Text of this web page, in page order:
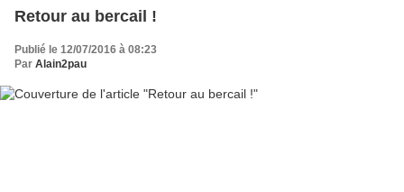
Retour au bercail !
Publié le 12/07/2016 à 08:23
Par Alain2pau